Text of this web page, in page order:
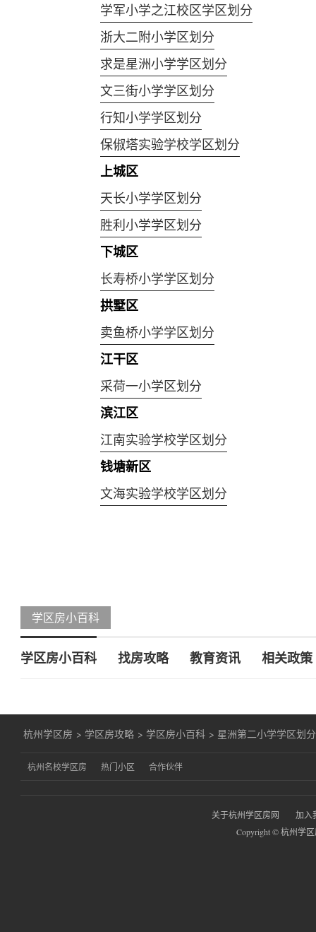
学军小学之江校区学区划分
浙大二附小学区划分
求是星洲小学学区划分
文三街小学学区划分
行知小学学区划分
保俶塔实验学校学区划分
上城区
天长小学学区划分
胜利小学学区划分
下城区
长寿桥小学学区划分
拱墅区
卖鱼桥小学学区划分
江干区
采荷一小学区划分
滨江区
江南实验学校学区划分
钱塘新区
文海实验学校学区划分
学区房小百科
学区房小百科 找房攻略 教育资讯 相关政策
杭州学区房 > 学区房攻略 > 学区房小百科 > 星洲第二小学学区划分
杭州名校学区房 热门小区 合作伙伴
关于杭州学区房网
加入
Copyright © 杭州学